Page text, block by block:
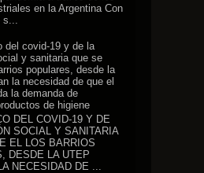
en la Argentina Con
s...
del covid-19 y de la
y sanitaria que se
populares, desde la
la necesidad de que el
la demanda de
de higiene
DEL COVID-19 Y DE
SOCIAL Y SANITARIA
EL LOS BARRIOS
DESDE LA UTEP
NECESIDAD DE ...